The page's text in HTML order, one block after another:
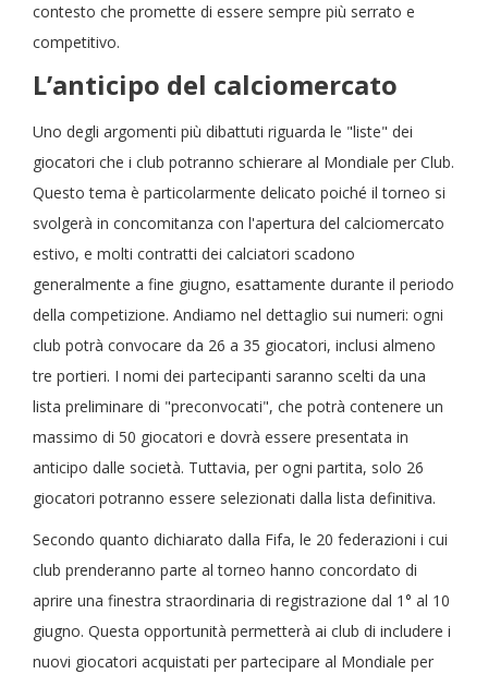
contesto che promette di essere sempre più serrato e
competitivo.
L’anticipo del calciomercato
Uno degli argomenti più dibattuti riguarda le "liste" dei
giocatori che i club potranno schierare al Mondiale per Club.
Questo tema è particolarmente delicato poiché il torneo si
svolgerà in concomitanza con l'apertura del calciomercato
estivo, e molti contratti dei calciatori scadono
generalmente a fine giugno, esattamente durante il periodo
della competizione. Andiamo nel dettaglio sui numeri: ogni
club potrà convocare da 26 a 35 giocatori, inclusi almeno
tre portieri. I nomi dei partecipanti saranno scelti da una
lista preliminare di "preconvocati", che potrà contenere un
massimo di 50 giocatori e dovrà essere presentata in
anticipo dalle società. Tuttavia, per ogni partita, solo 26
giocatori potranno essere selezionati dalla lista definitiva.
Secondo quanto dichiarato dalla Fifa, le 20 federazioni i cui
club prenderanno parte al torneo hanno concordato di
aprire una finestra straordinaria di registrazione dal 1° al 10
giugno. Questa opportunità permetterà ai club di includere i
nuovi giocatori acquistati per partecipare al Mondiale per